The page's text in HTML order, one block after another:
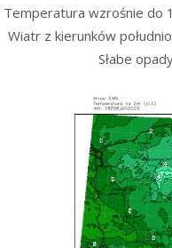
Temperatura wzrośnie do
Wiatr z kierunków
Słabe